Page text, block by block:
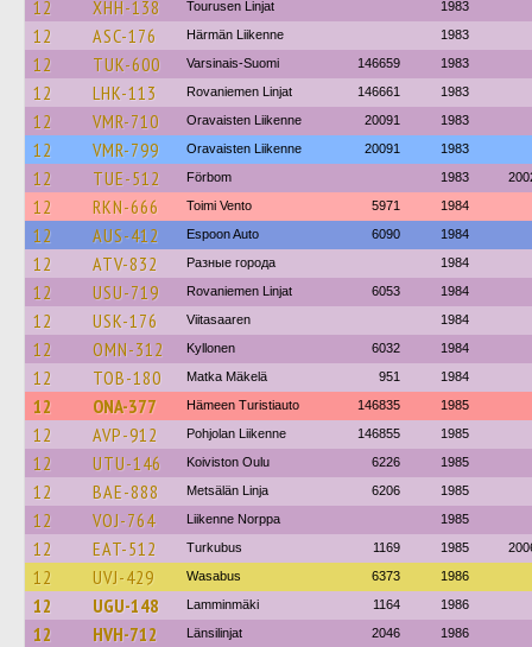
12 XHH-138 Tourusen Linjat 1983
12 ASC-176 Härmän Liikenne 1983
12 TUK-600 Varsinais-Suomi 146659 1983
12 LHK-113 Rovaniemen Linjat 146661 1983
12 VMR-710 Oravaisten Liikenne 20091 1983
12 VMR-799 Oravaisten Liikenne 20091 1983
12 TUE-512 Förbom 1983
12 RKN-666 Toimi Vento 5971 1984
12 AUS-412 Espoon Auto 6090 1984
12 ATV-832 Разные города 1984
12 USU-719 Rovaniemen Linjat 6053 1984
12 USK-176 Viitasaaren 1984
12 OMN-312 Kyllonen 6032 1984
12 TOB-180 Matka Mäkelä 951 1984
12 ONA-377 Hämeen Turistiauto 146835 1985
12 AVP-912 Pohjolan Liikenne 146855 1985
12 UTU-146 Koiviston Oulu 6226 1985
12 BAE-888 Metsälän Linja 6206 1985
12 VOJ-764 Liikenne Norppa 1985
12 EAT-512 Turkubus 1169 1985
12 UVJ-429 Wasabus 6373 1986
12 UGU-148 Lamminmäki 1164 1986
12 HVH-712 Länsilinjat 2046 1986